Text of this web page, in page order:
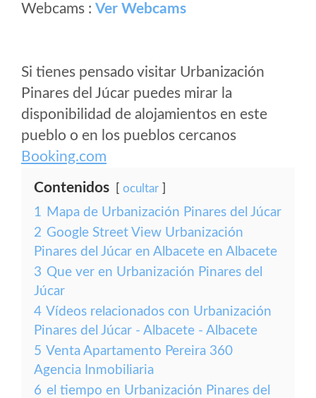
Webcams : Ver Webcams
Si tienes pensado visitar Urbanización
Pinares del Júcar puedes mirar la
disponibilidad de alojamientos en este
pueblo o en los pueblos cercanos
Booking.com
Contenidos ocultar
1 Mapa de Urbanización Pinares del Júcar
2 Google Street View Urbanización
Pinares del Júcar en Albacete en Albacete
3 Que ver en Urbanización Pinares del
Júcar
4 Vídeos relacionados con Urbanización
Pinares del Júcar - Albacete - Albacete
5 Venta Apartamento Pereira 360
Agencia Inmobiliaria
6 el tiempo en Urbanización Pinares del